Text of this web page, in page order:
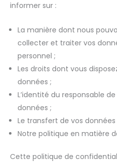
informer sur :
La manière dont nous
collecter et traiter vos
personnel ;
Les droits dont vous
données ;
L’identité du responsable
données ;
Le transfert de vos données
Notre politique en matière
Cette politique de